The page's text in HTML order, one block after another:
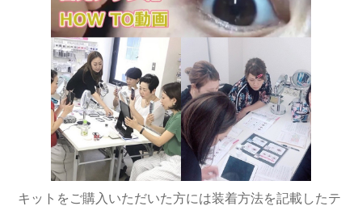
キットをご購入いただいた方には装着方法を記載したテ